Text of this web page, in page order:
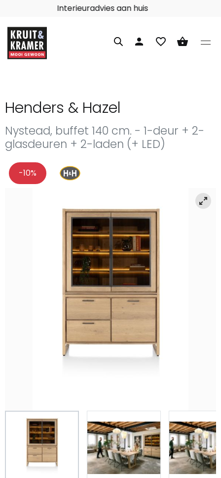
Interieuradvies aan huis
person favorite_border shopping_basket
Henders & Hazel
Nystead, buffet 140 cm. - 1-deur + 2-
glasdeuren + 2-laden (+ LED)
-10%